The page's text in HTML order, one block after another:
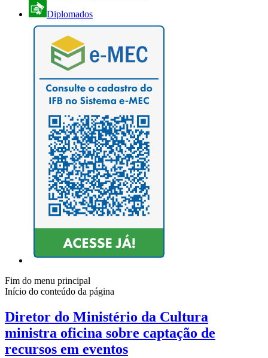
Diplomados
Fim do menu principal
Início do conteúdo da página
Diretor do Ministério da Cultura
ministra oficina sobre captação de
recursos em eventos